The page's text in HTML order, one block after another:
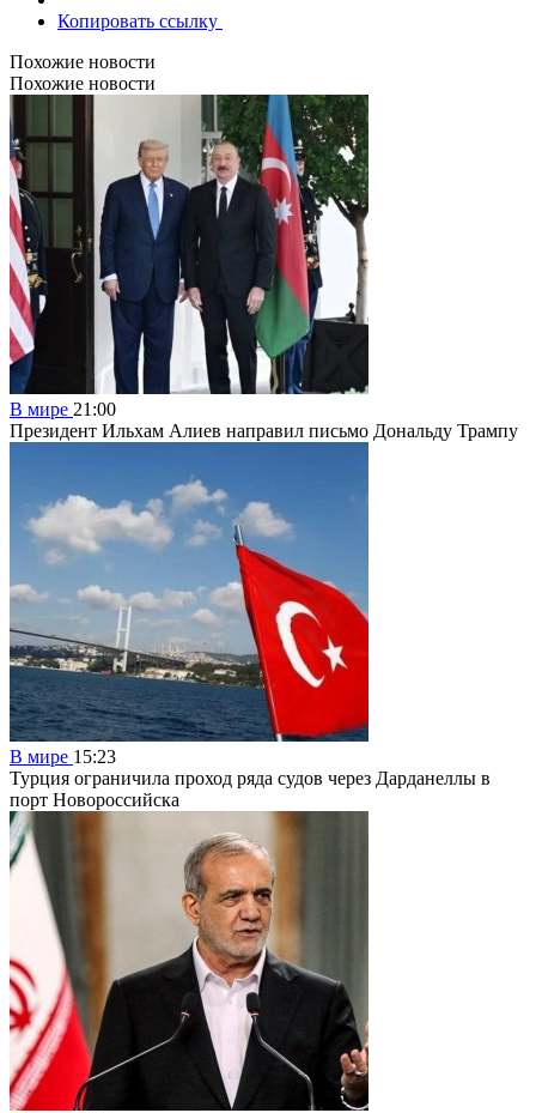
Копировать ссылку
Похожие новости
Похожие новости
В мире 21:00
Президент Ильхам Алиев направил письмо Дональду Трампу
В мире 15:23
Турция ограничила проход ряда судов через Дарданеллы в
порт Новороссийска